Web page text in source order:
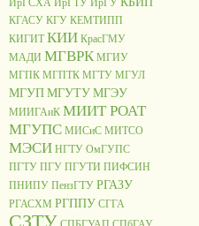
ИрГСХА ИрГТУ ИрГУ
КГАСУ КГУ КЕМТИПП
КИГИТ КИИ КрасГМУ
МАДИ МГВРК МГИУ
МГПК МГПТК МГТУ МГУЛ
МГУПМГУТУМГЭУ
МИИГАиК МИИТ РОАТ
МГУПС МИСиС МИТСО
МЭСИ НГТУ ОмГУПС
ПГТУ ПГУ ПГУТИ ПИФСИН
ПНИПУ ПензГТУ РГАЗУ
РГАСХМ РГППУ СГГА
СЗТУ